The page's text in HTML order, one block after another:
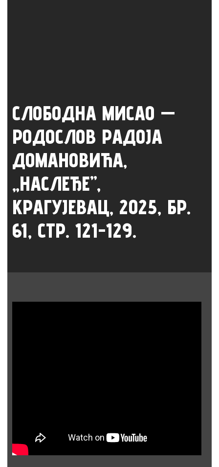
СЛОБОДНА МИСАО —
РОДОСЛОВ РАДОЈА
ДОМАНОВИЋА,
„НАСЛЕЂЕ”,
КРАГУЈЕВАЦ, 2025, БР.
61, СТР. 121-129.